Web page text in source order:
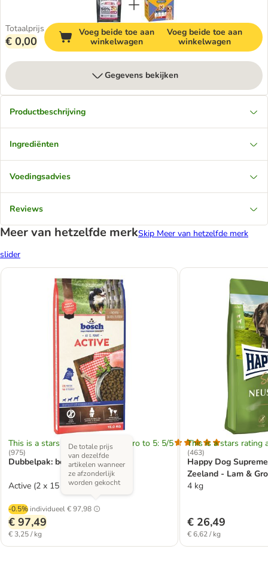
Totaalprijs
€ 0,00
Voeg beide toe aan
winkelwagen
Voeg beide toe aan
winkelwagen
Gegevens bekijken
Productbeschrijving
Ingrediënten
Voedingsadvies
Reviews
Meer van hetzelfde merkSkip Meer van hetzelfde merk
slider
This is a stars rating area from zero to 5: 5/5
(975)
Dubbelpak: bosch
Active (2 x 15 kg)
-0.5% individueel€ 97,98
De totale prijs
van dezelfde
artikelen wanneer
ze afzonderlijk
worden gekocht
€ 97,49
€ 3,25 / kg
This is a stars rating
(463)
Happy Dog
Zeeland - Lam &
4 kg
€ 26,49
€ 6,62 / kg